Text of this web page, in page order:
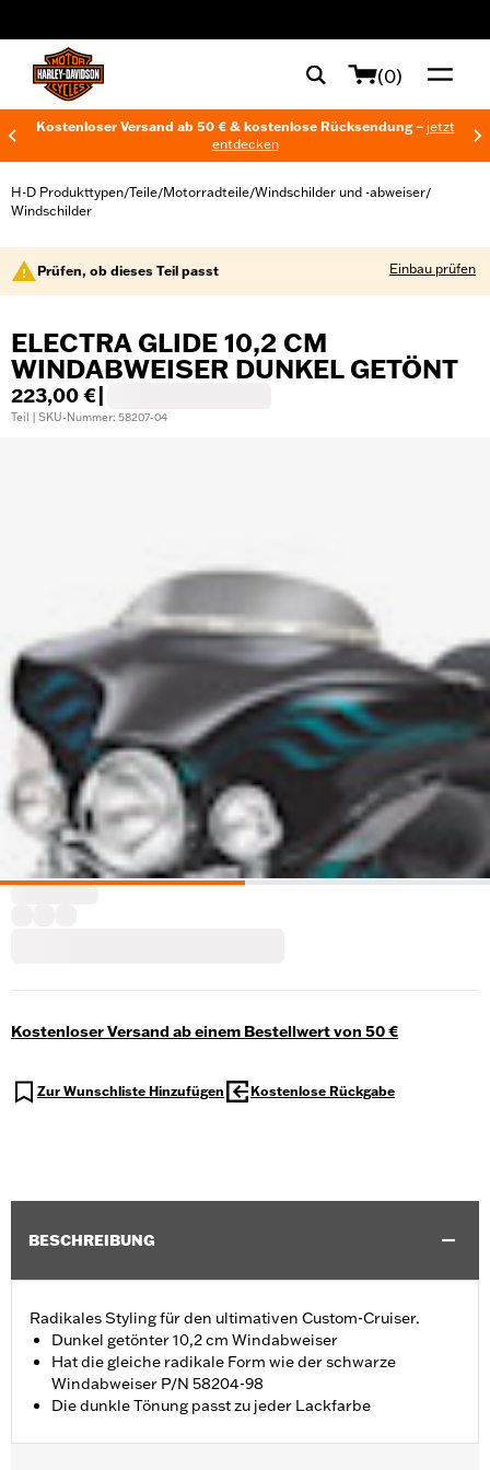
(0)
Kostenloser Versand ab 50 € & kostenlose Rücksendung – jetzt
entdecken
H-D Produkttypen/Teile/Motorradteile/Windschilder und -abweiser/
Windschilder
Prüfen, ob dieses Teil passt Einbau prüfen
ELECTRA GLIDE 10,2 CM
WINDABWEISER DUNKEL GETÖNT
223,00 €
Teil | SKU-Nummer: 58207-04
Kostenloser Versand ab einem Bestellwert von 50 €
Zur Wunschliste Hinzufügen Kostenlose Rückgabe
BESCHREIBUNG
Radikales Styling für den ultimativen Custom-Cruiser.
Dunkel getönter 10,2 cm Windabweiser
Hat die gleiche radikale Form wie der schwarze
Windabweiser P/N 58204-98
Die dunkle Tönung passt zu jeder Lackfarbe